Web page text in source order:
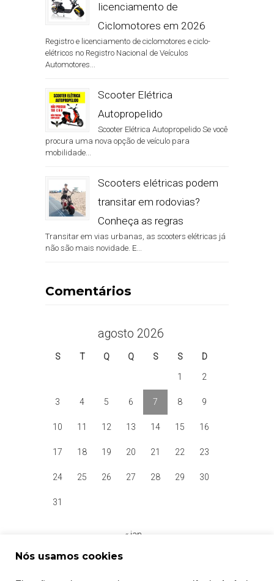
licenciamento de
Ciclomotores em 2026
Registro e licenciamento de ciclomotores e ciclo-
elétricos no Registro Nacional de Veículos
Automotores...
Scooter Elétrica
Autopropelido
Scooter Elétrica Autopropelido Se você
procura uma nova opção de veículo para
mobilidade...
Scooters elétricas podem
transitar em rodovias?
Conheça as regras
Transitar em vias urbanas, as scooters elétricas já
não são mais novidade. E...
Comentários
agosto 2026
S T Q Q S S D
1 2
3 4 5 6 7 8 9
10 11 12 13 14 15 16
17 18 19 20 21 22 23
24 25 26 27 28 29 30
31
« jan
Nós usamos cookies